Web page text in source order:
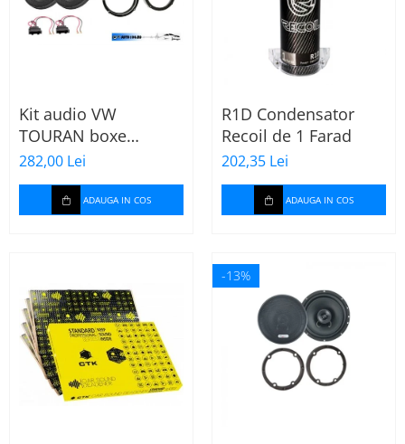
Kit audio VW
TOURAN boxe
165mm Stage2 624
JBL
282,00 Lei
ADAUGA IN COS
R1D Condensator
Recoil de 1 Farad
202,35 Lei
ADAUGA IN COS
-13%